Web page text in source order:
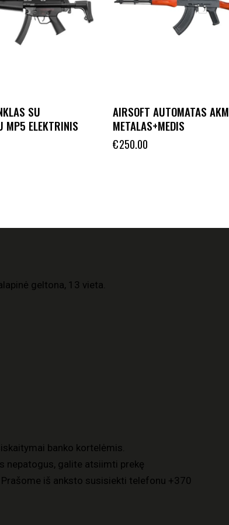
SU
MP5 ELEKTRINIS
AIRSOFT AUTOMATAS AKM
METALAS+MEDIS
€250.00
geltona, 13 vieta.
banko kortelėmis.
nepatogus, galite atsiimti prekę
iš anksto susisiekti telefonu +370